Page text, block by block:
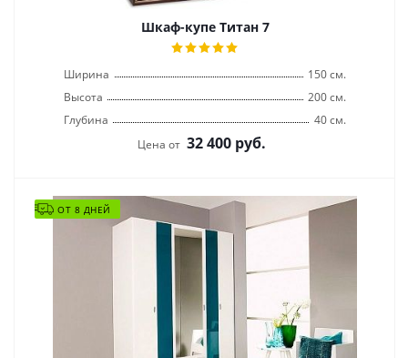
Шкаф-купе Титан 7
Ширина
150 см.
Высота
200 см.
Глубина
40 см.
Цена от 32 400 руб.
ОТ 8 ДНЕЙ